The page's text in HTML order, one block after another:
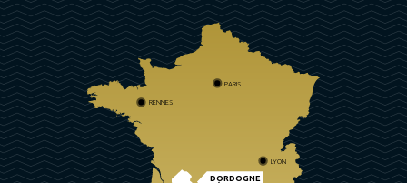
DORDOGNE
PARIS
RENNES
LYON